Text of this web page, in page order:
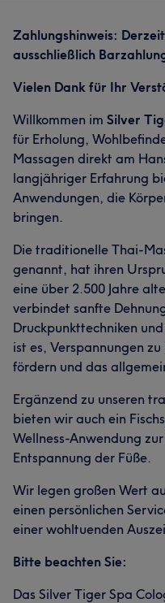
Zahlungshinweis:
ausschließlich
Vielen Dank für Ihr
Willkommen im Silver
für Erholung,
Massagen direkt am
langjähriger Erfahrung
Anwendungen, die
bringen.
Die traditionelle Thai-
genannt, hat ihren
eine über 2.500 Jahre
verbindet sanfte
Druckpunkttechniken
ist es, Verspannungen
fördern und das
Ergänzend zu unseren
bieten wir auch ein
Wellness-Anwendung
Entspannung der Füße.
Wir legen großen Wert
einen persönlichen
einer wohltuenden
Bitte beachten Sie:
Das Silver Tiger Spa